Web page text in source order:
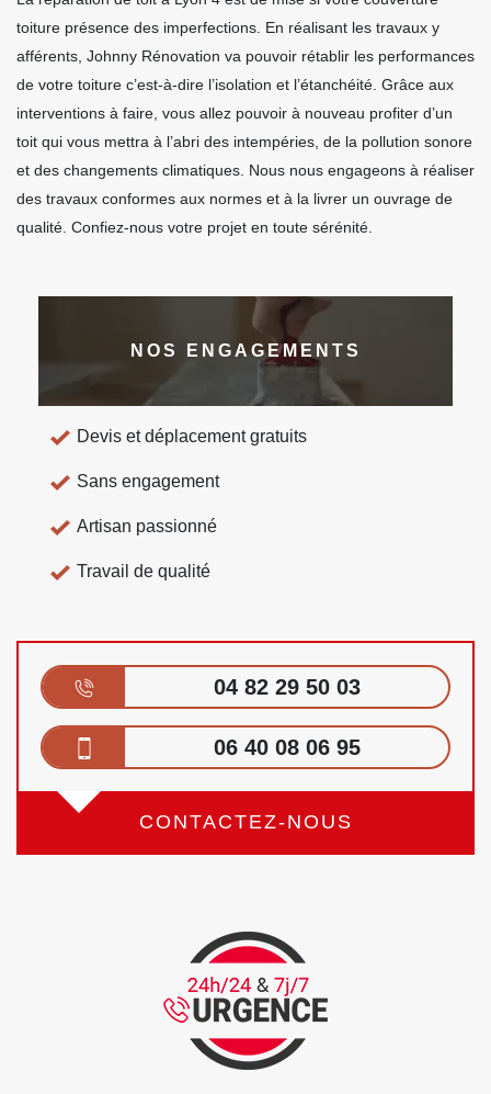
toiture présence des imperfections. En réalisant les travaux y
afférents, Johnny Rénovation va pouvoir rétablir les performances
de votre toiture c’est-à-dire l’isolation et l’étanchéité. Grâce aux
interventions à faire, vous allez pouvoir à nouveau profiter d’un
toit qui vous mettra à l’abri des intempéries, de la pollution sonore
et des changements climatiques. Nous nous engageons à réaliser
des travaux conformes aux normes et à la livrer un ouvrage de
qualité. Confiez-nous votre projet en toute sérénité.
NOS ENGAGEMENTS
Devis et déplacement gratuits
Sans engagement
Artisan passionné
Travail de qualité
04 82 29 50 03
06 40 08 06 95
CONTACTEZ-NOUS